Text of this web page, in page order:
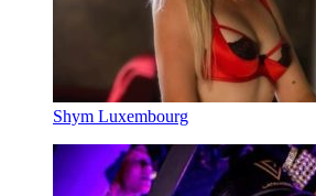
Shym Luxembourg